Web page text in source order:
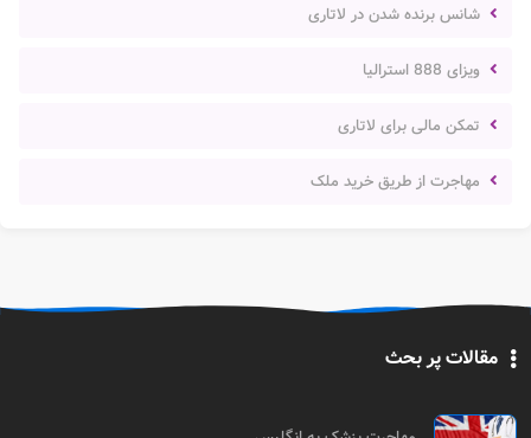
شانس برنده شدن در لاتاری
ویزای 888 استرالیا
تمکن مالی برای لاتاری
مهاجرت از طریق خرید ملک
مقالات پر بحث